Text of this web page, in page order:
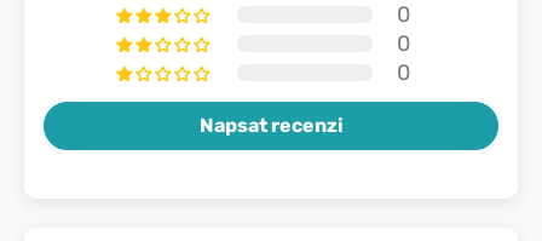
0
0
0
Napsat recenzi